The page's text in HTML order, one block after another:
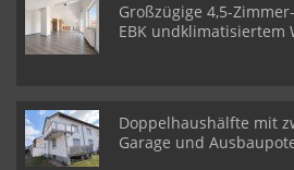
Großzügige 4,5-
EBK undklimatisiertem
Doppelhaushälfte mit
Garage und